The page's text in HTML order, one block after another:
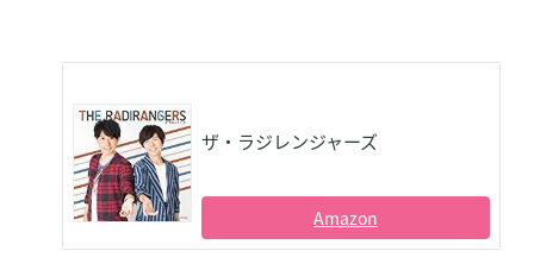
ザ・ラジレンジャーズ
Amazon